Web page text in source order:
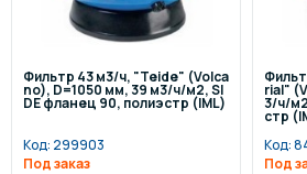
Фильтр 43 м3/ч, "Teide" (Volca
no), D=1050 мм, 39 м3/ч/м2, SI
DE фланец 90, полиэстр (IML)
Код: 299903
Под заказ
rial"
3/ч/
стр
Код:
Под